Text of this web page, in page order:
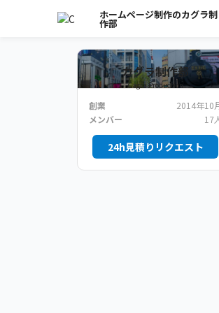
ホームページ制作のカグラ制
作部
カグラ制作部
Cagra Production
創業
2014年10
メンバー
17
24h見積りリクエスト